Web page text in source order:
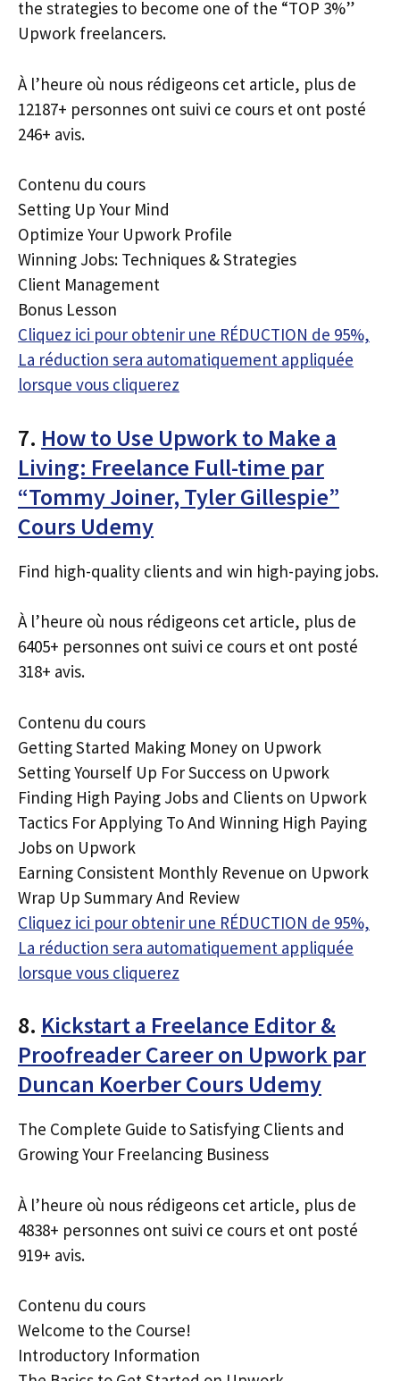
the strategies to become one of the “TOP 3%”
Upwork freelancers.
À l’heure où nous rédigeons cet article, plus de
12187+ personnes ont suivi ce cours et ont posté
246+ avis.
Contenu du cours
Setting Up Your Mind
Optimize Your Upwork Profile
Winning Jobs: Techniques & Strategies
Client Management
Bonus Lesson
Cliquez ici pour obtenir une RÉDUCTION de 95%,
La réduction sera automatiquement appliquée
lorsque vous cliquerez
7. How to Use Upwork to Make a
Living: Freelance Full-time par
“Tommy Joiner, Tyler Gillespie”
Cours Udemy
Find high-quality clients and win high-paying jobs.
À l’heure où nous rédigeons cet article, plus de
6405+ personnes ont suivi ce cours et ont posté
318+ avis.
Contenu du cours
Getting Started Making Money on Upwork
Setting Yourself Up For Success on Upwork
Finding High Paying Jobs and Clients on Upwork
Tactics For Applying To And Winning High Paying
Jobs on Upwork
Earning Consistent Monthly Revenue on Upwork
Wrap Up Summary And Review
Cliquez ici pour obtenir une RÉDUCTION de 95%,
La réduction sera automatiquement appliquée
lorsque vous cliquerez
8. Kickstart a Freelance Editor &
Proofreader Career on Upwork par
Duncan Koerber Cours Udemy
The Complete Guide to Satisfying Clients and
Growing Your Freelancing Business
À l’heure où nous rédigeons cet article, plus de
4838+ personnes ont suivi ce cours et ont posté
919+ avis.
Contenu du cours
Welcome to the Course!
Introductory Information